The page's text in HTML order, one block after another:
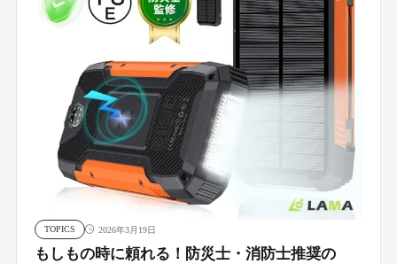
TOPICS 2026年3月19日
もしもの時に頼れる！防災士・消防士推奨の